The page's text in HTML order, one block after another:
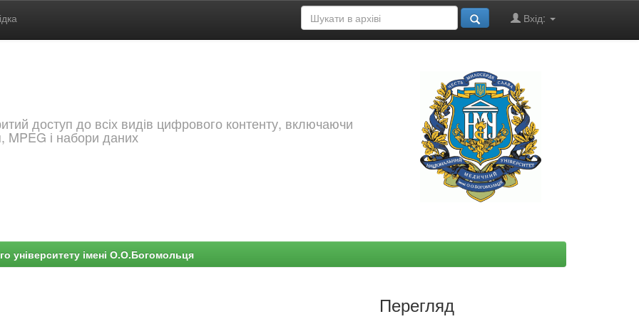
Вхід:
доступ до всіх видів цифрового контенту, включаючи
MPEG і набори даних
університету імені О.О.Богомольця
Перегляд